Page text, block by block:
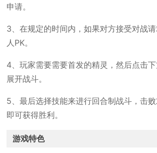
申请。
3、在规定的时间内，如果对方接受对战
人PK。
4、玩家需要需要首发的精灵，然后点击
展开战斗。
5、最后选择技能来进行回合制战斗，击
即可获得胜利。
游戏特色